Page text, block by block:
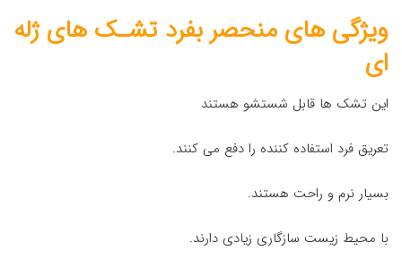
ویژگی های منحصر بفرد تشـک های ژله
ای
این تشک ها قابل شستشو هستند
تعریق فرد استفاده کننده را دفع می کنند.
بسیار نرم و راحت هستند.
با محیط زیست سازگاری زیادی دارند.